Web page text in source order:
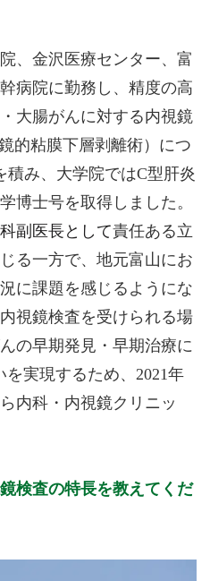
、金沢医療センター、富
病院に勤務し、精度の高
大腸がんに対する内視鏡
的粘膜下層剥離術）につ
積み、大学院ではC型肝炎
博士号を取得しました。
副医長として責任ある立
る一方で、地元富山にお
に課題を感じるようにな
視鏡検査を受けられる場
の早期発見・早期治療に
実現するため、2021年
内科・内視鏡クリニッ
検査の特長を教えてくだ